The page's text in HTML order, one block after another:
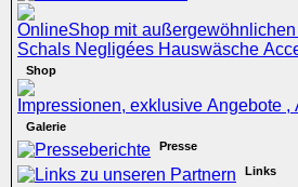
Shop
Galerie
Presse
Links